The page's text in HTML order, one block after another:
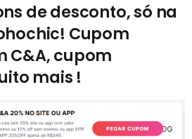
de desconto, só na
Cupom
C&A, cupom
mais !